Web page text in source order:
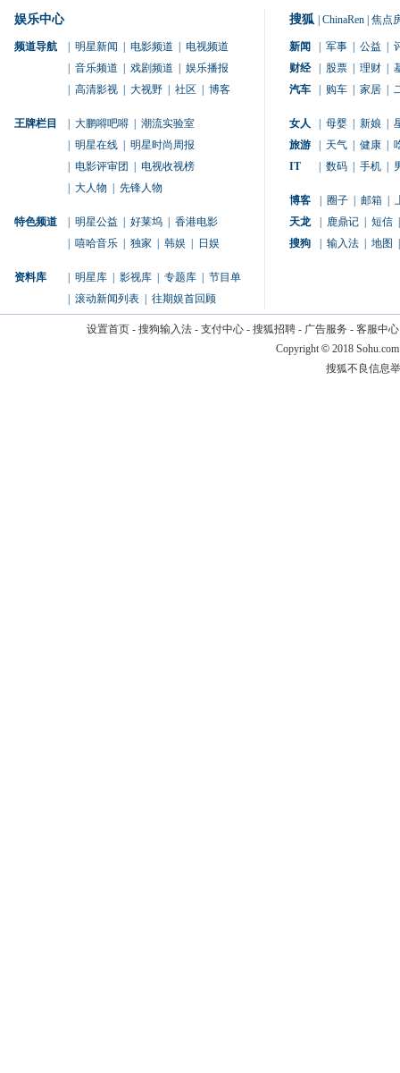
娱乐中心
频道导航 明星新闻 电影频道
电视频道
音乐频道 戏剧频道
娱乐播报
高清影视 大视野 社区 博客
王牌栏目 大鹏嘚吧嘚
潮流实验室
明星在线
明星时尚周报
电影评审团
电视收视榜
大人物 先锋人物
特色频道 明星公益 好莱坞
香港电影
嘻哈音乐 独家 韩娱 日娱
资料库 明星库 影视库 专题库
节目单
滚动新闻列表 往期娱首回顾
搜狐 ChinaRen 焦点
新闻 军事 公益
财经
股票 理财
汽车
购车 家居
女人 母婴 新娘
旅游
天气 健康
IT
数码 手机
博客 圈子 邮箱
天龙
鹿鼎记 短信
搜狗
输入法 地图
设置首页- 搜狗输入法- 支付中心- 搜狐招聘- 广告服务 - 客服中心
Copyright © 2018
搜狐不良信息